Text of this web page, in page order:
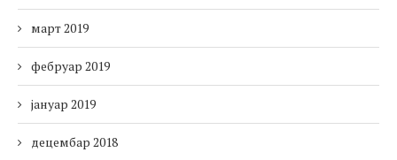
март 2019
фебруар 2019
јануар 2019
децембар 2018